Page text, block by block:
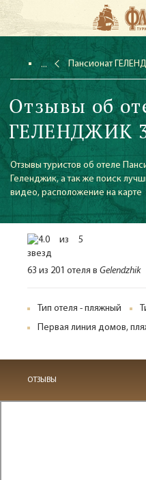
Пансионат
Отзывы об
ГЕЛЕНДЖИК
Отзывы туристов об отеле
Геленджик, а так же поиск
видео, расположение на карте
63 из 201 отеля в Gelendzhik
Тип отеля - пляжный
Первая линия домов,
ОТЗЫВЫ